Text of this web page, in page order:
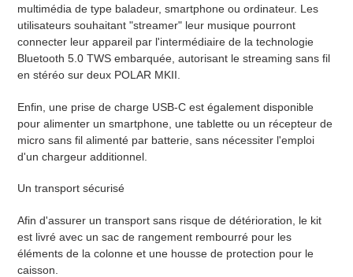
multimédia de type baladeur, smartphone ou ordinateur. Les
utilisateurs souhaitant "streamer" leur musique pourront
connecter leur appareil par l'intermédiaire de la technologie
Bluetooth 5.0 TWS embarquée, autorisant le streaming sans fil
en stéréo sur deux POLAR MKII.
Enfin, une prise de charge USB-C est également disponible
pour alimenter un smartphone, une tablette ou un récepteur de
micro sans fil alimenté par batterie, sans nécessiter l'emploi
d'un chargeur additionnel.
Un transport sécurisé
Afin d'assurer un transport sans risque de détérioration, le kit
est livré avec un sac de rangement rembourré pour les
éléments de la colonne et une housse de protection pour le
caisson.